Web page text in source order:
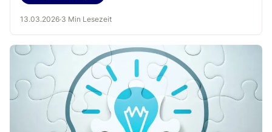
13.03.2026·3 Min Lesezeit